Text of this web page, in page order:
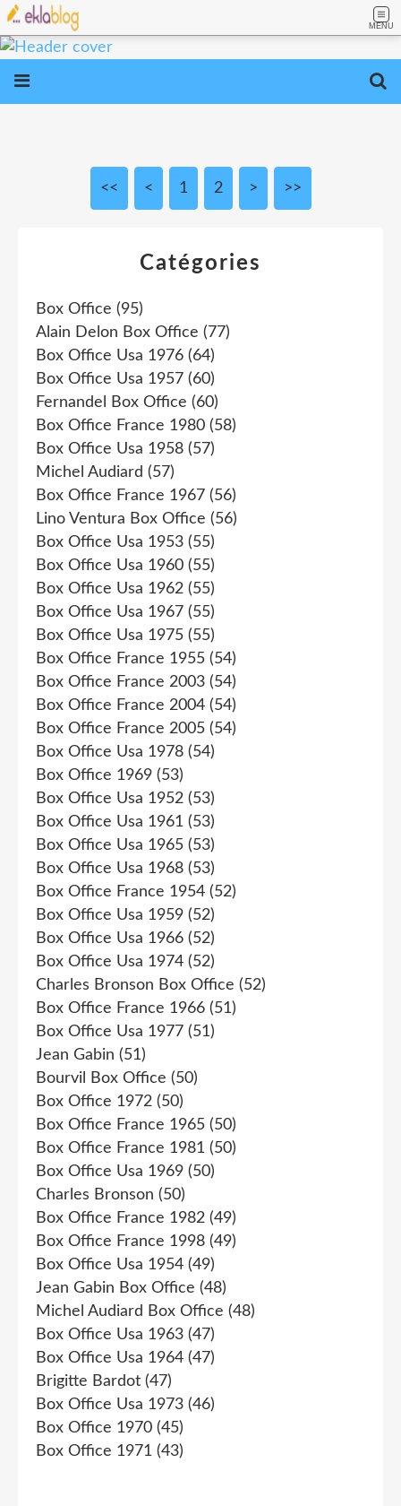
MENU
<< < 1 2 > >>
Catégories
Box Office (95)
Alain Delon Box Office (77)
Box Office Usa 1976 (64)
Box Office Usa 1957 (60)
Fernandel Box Office (60)
Box Office France 1980 (58)
Box Office Usa 1958 (57)
Michel Audiard (57)
Box Office France 1967 (56)
Lino Ventura Box Office (56)
Box Office Usa 1953 (55)
Box Office Usa 1960 (55)
Box Office Usa 1962 (55)
Box Office Usa 1967 (55)
Box Office Usa 1975 (55)
Box Office France 1955 (54)
Box Office France 2003 (54)
Box Office France 2004 (54)
Box Office France 2005 (54)
Box Office Usa 1978 (54)
Box Office 1969 (53)
Box Office Usa 1952 (53)
Box Office Usa 1961 (53)
Box Office Usa 1965 (53)
Box Office Usa 1968 (53)
Box Office France 1954 (52)
Box Office Usa 1959 (52)
Box Office Usa 1966 (52)
Box Office Usa 1974 (52)
Charles Bronson Box Office (52)
Box Office France 1966 (51)
Box Office Usa 1977 (51)
Jean Gabin (51)
Bourvil Box Office (50)
Box Office 1972 (50)
Box Office France 1965 (50)
Box Office France 1981 (50)
Box Office Usa 1969 (50)
Charles Bronson (50)
Box Office France 1982 (49)
Box Office France 1998 (49)
Box Office Usa 1954 (49)
Jean Gabin Box Office (48)
Michel Audiard Box Office (48)
Box Office Usa 1963 (47)
Box Office Usa 1964 (47)
Brigitte Bardot (47)
Box Office Usa 1973 (46)
Box Office 1970 (45)
Box Office 1971 (43)